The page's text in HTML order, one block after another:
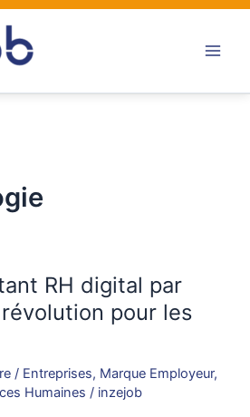
RH digital par
pour les
/ Entreprises, Marque Employeur,
Humaines / inzejob